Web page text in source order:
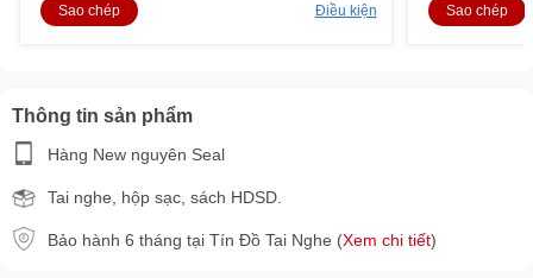
Sao chép Điều kiện Sao chép
Thông tin sản phẩm
Hàng New nguyên Seal
Tai nghe, hộp sạc, sách HDSD.
Bảo hành 6 tháng tại Tín Đồ Tai Nghe (Xem chi tiết)